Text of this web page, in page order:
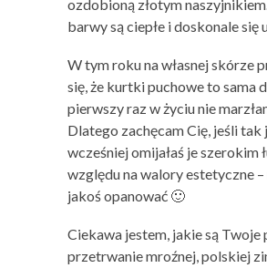
ozdobioną złotym
barwy są ciepłe i doskonale się
W tym roku na własnej skórze
się, że kurtki puchowe to sama
pierwszy raz w życiu nie
Dlatego zachęcam Cię, jeśli tak
wcześniej omijałaś je szerokim
względu na walory estetyczne –
jakoś opanować 🙂
Ciekawa jestem, jakie są Twoje
przetrwanie mroźnej, polskiej